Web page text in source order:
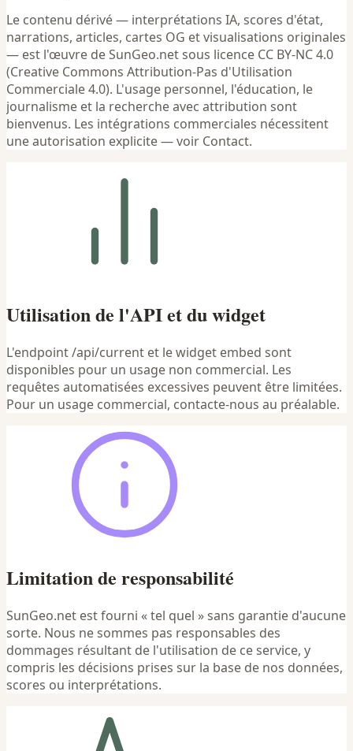
Le contenu dérivé — interprétations IA, scores d'état,
narrations, articles, cartes OG et visualisations originales
— est l'œuvre de SunGeo.net sous licence CC BY-NC 4.0
(Creative Commons Attribution-Pas d'Utilisation
Commerciale 4.0). L'usage personnel, l'éducation, le
journalisme et la recherche avec attribution sont
bienvenus. Les intégrations commerciales nécessitent
une autorisation explicite — voir Contact.
Utilisation de l'API et du widget
L'endpoint /api/current et le widget embed sont
disponibles pour un usage non commercial. Les
requêtes automatisées excessives peuvent être limitées.
Pour un usage commercial, contacte-nous au préalable.
Limitation de responsabilité
SunGeo.net est fourni « tel quel » sans garantie d'aucune
sorte. Nous ne sommes pas responsables des
dommages résultant de l'utilisation de ce service, y
compris les décisions prises sur la base de nos données,
scores ou interprétations.